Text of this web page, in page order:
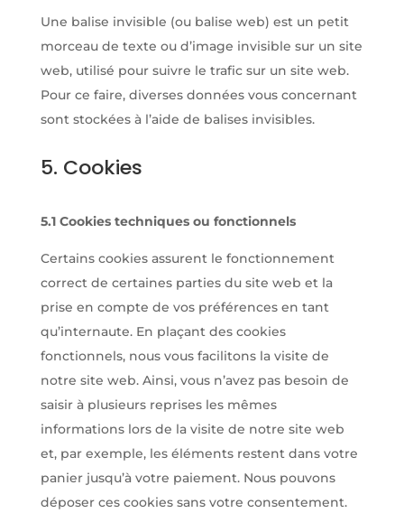
Une balise invisible (ou balise web) est un petit
morceau de texte ou d’image invisible sur un site
web, utilisé pour suivre le trafic sur un site web.
Pour ce faire, diverses données vous concernant
sont stockées à l’aide de balises invisibles.
5. Cookies
5.1 Cookies techniques ou fonctionnels
Certains cookies assurent le fonctionnement
correct de certaines parties du site web et la
prise en compte de vos préférences en tant
qu’internaute. En plaçant des cookies
fonctionnels, nous vous facilitons la visite de
notre site web. Ainsi, vous n’avez pas besoin de
saisir à plusieurs reprises les mêmes
informations lors de la visite de notre site web
et, par exemple, les éléments restent dans votre
panier jusqu’à votre paiement. Nous pouvons
déposer ces cookies sans votre consentement.